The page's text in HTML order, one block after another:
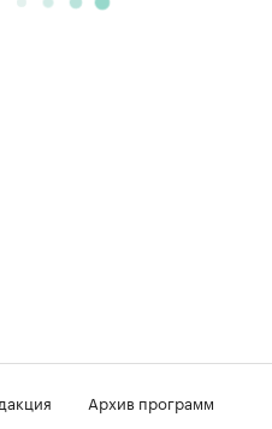
Архив программ